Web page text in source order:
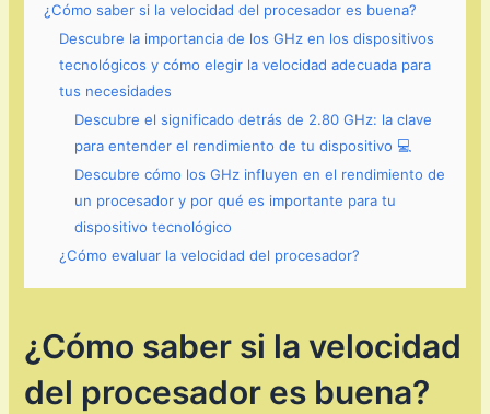
¿Cómo saber si la velocidad del procesador es buena?
Descubre la importancia de los GHz en los dispositivos
tecnológicos y cómo elegir la velocidad adecuada para
tus necesidades
Descubre el significado detrás de 2.80 GHz: la clave
para entender el rendimiento de tu dispositivo 💻
Descubre cómo los GHz influyen en el rendimiento de
un procesador y por qué es importante para tu
dispositivo tecnológico
¿Cómo evaluar la velocidad del procesador?
¿Cómo saber si la velocidad
del procesador es buena?